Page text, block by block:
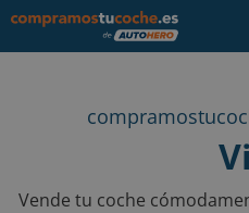
Vende tu coche